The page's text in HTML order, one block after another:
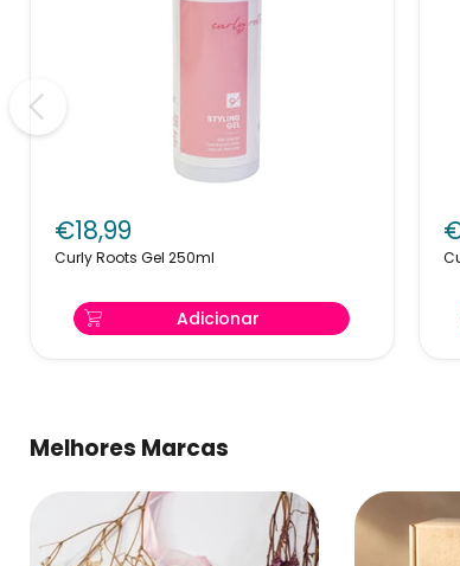
Roots
Gel
250ml
€18,99
Curly Roots Gel 250ml
Adicionar
In
Melhores Marcas